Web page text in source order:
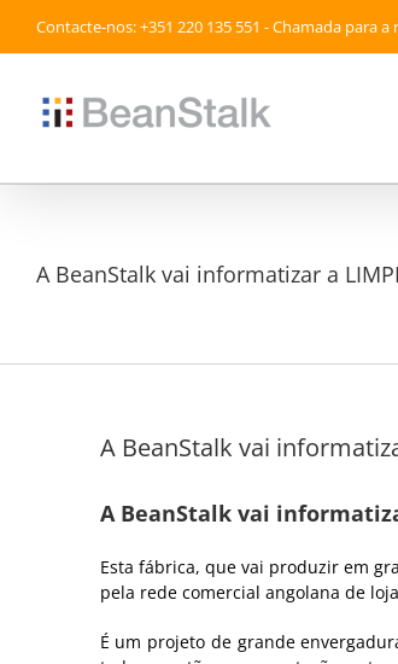
content
Contacte-nos: +351 220 135 551 - Chamada para
A BeanStalk vai informatizar a
A BeanStalk vai
A BeanStalk vai
Esta fábrica, que vai produzir em
pela rede comercial angolana de
É um projeto de grande